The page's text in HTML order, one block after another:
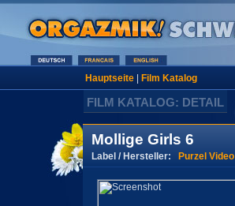
Hauptseite| Film Katalog
FILM KATALOG: DETAIL
Mollige Girls 6
Label / Hersteller: Purzel Video